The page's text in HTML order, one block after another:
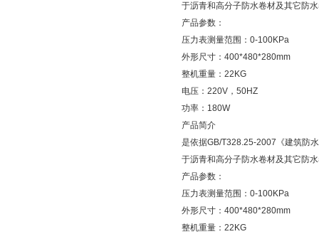
于沥青和高分子防水卷材及其它防
产品参数：
压力表测量范围：0-100KPa
外形尺寸：400*480*280mm
整机重量：22KG
电压：220V，50HZ
功率：180W
产品简介
是依据GB/T328.25-2007《建筑防
于沥青和高分子防水卷材及其它防
产品参数：
压力表测量范围：0-100KPa
外形尺寸：400*480*280mm
整机重量：22KG